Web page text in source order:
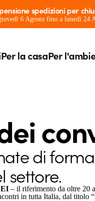
spedizioni per
6 Agosto fino a lunedì 24
Per la casaPer
di
settore.
– il riferimento da oltre 20
in tutta Italia, dal titolo “